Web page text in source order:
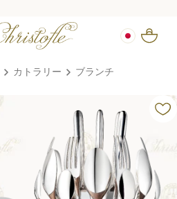
カトラリー ブランチ